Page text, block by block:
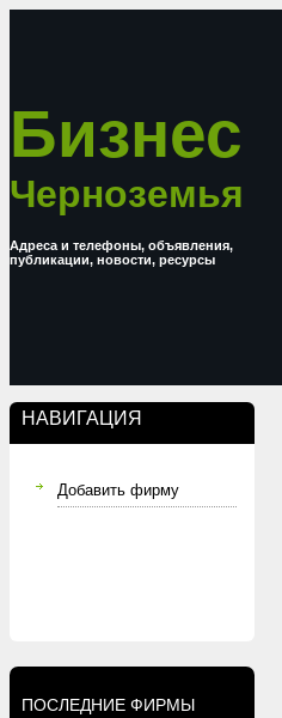
Бизнес
Черноземья
Адреса и телефоны, объявления,
публикации, новости, ресурсы
НАВИГАЦИЯ
Добавить фирму
ПОСЛЕДНИЕ ФИРМЫ